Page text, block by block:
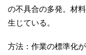
の不具合の多発。材
生じている。
方法：作業の標準化